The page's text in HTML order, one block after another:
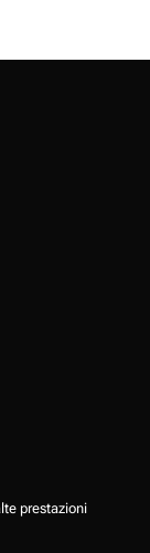
prestazioni